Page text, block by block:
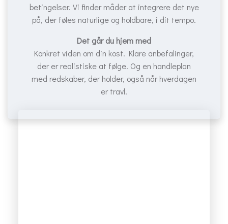
betingelser. Vi finder måder at integrere det nye
på, der føles naturlige og holdbare, i dit tempo.
Det går du hjem med
Konkret viden om din kost. Klare anbefalinger,
der er realistiske at følge. Og en handleplan
med redskaber, der holder, også når hverdagen
er travl.